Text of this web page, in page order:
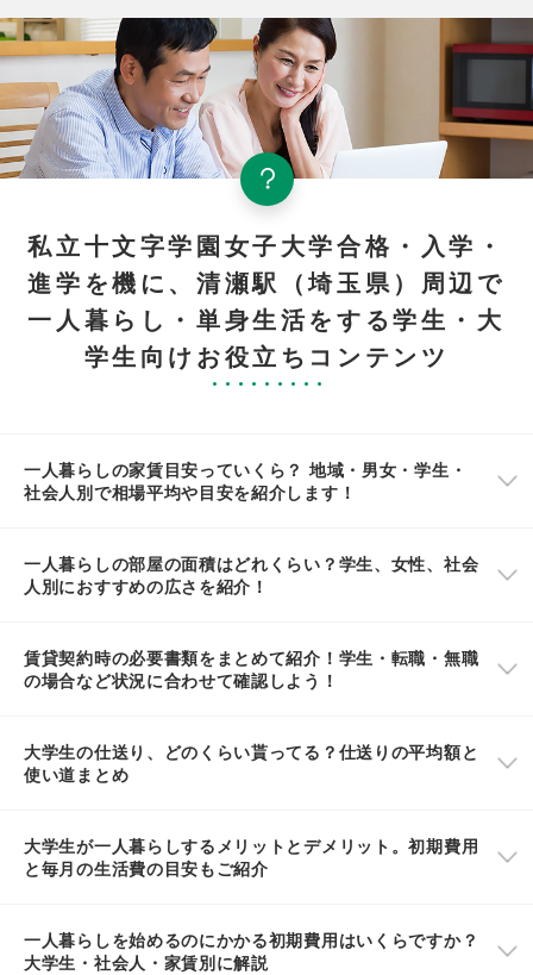
私立十文字学園女子大学合格・入学・
進学を機に、清瀬駅（埼玉県）周辺で
一人暮らし・単身生活をする学生・大
学生向けお役立ちコンテンツ
一人暮らしの家賃目安っていくら？ 地域・男女・学生・
社会人別で相場平均や目安を紹介します！
一人暮らしの部屋の面積はどれくらい？学生、女性、社会
人別におすすめの広さを紹介！
賃貸契約時の必要書類をまとめて紹介！学生・転職・無職
の場合など状況に合わせて確認しよう！
大学生の仕送り、どのくらい貰ってる？仕送りの平均額と
使い道まとめ
大学生が一人暮らしするメリットとデメリット。初期費用
と毎月の生活費の目安もご紹介
一人暮らしを始めるのにかかる初期費用はいくらですか？
大学生・社会人・家賃別に解説